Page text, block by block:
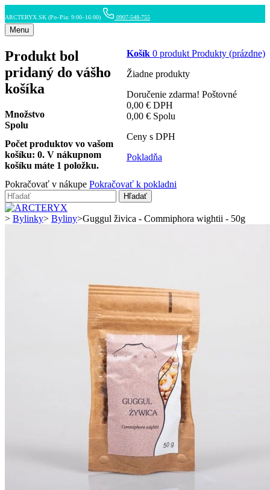
ARCTERYX.SK (Po–Pia: 9:00–16:00) 0907-548-755
Menu
Košík 0 produkt Produkty (prázdne)
Žiadne produkty
Doručenie zdarma! Poštovné
0,00 € DPH
0,00 € Spolu
Ceny s DPH
Pokladňa
Produkt bol
pridaný do vášho
košíka
Množstvo
Spolu
Počet produktov vo vašom
košíku: 0. V nákupnom
košíku máte 1 položku.
Pokračovať v nákupe Pokračovať k pokladni
Hľadať
> Bylinky> Byliny>Guggul živica - Commiphora wightii - 50g